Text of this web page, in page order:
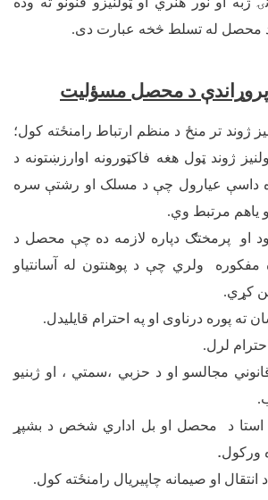
د محصل له تسلط څخه عبارت دی.
پروړاندې د محصل مسؤلیت
ژوند تر منځ د منظم ارتباط رامنځته کول؛
ژوند ټول هغه فاکټورونه اوارزښتونه د
داسې عیارول چې د مسلک او رشتې سره
یاهم مرتبط وي.
او پرمختګ دپاره لازمه ده چې محصل د
ولري چې د پوهنتون له آسانتیاو
کړي.
ته پوره درناوی او په احترام قایلیدل.
لرل.
مجالسو او د حزبي ،سمتي ، او ژبنیو
د استا د محصل او بل اداري شخص د بشپړ
ورکول.
او صیمانه چاپیریال رامنځته کول.